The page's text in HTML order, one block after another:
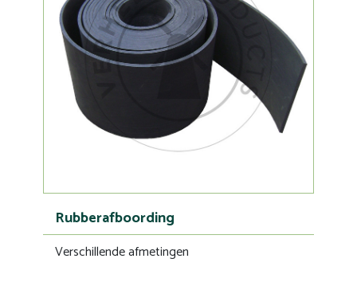
Rubberafboording
Verschillende afmetingen